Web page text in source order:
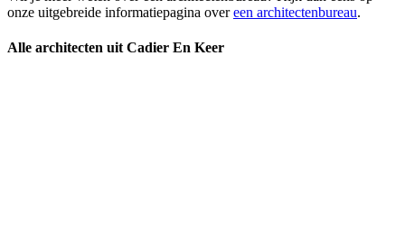
onze uitgebreide informatiepagina overeen architectenbureau.
Alle architecten uit Cadier En Keer